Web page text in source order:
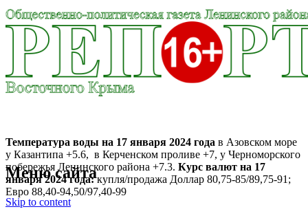
Температура воды на 17 января 2024 года в Азовском море
у Казантипа +5.6, в Керченском проливе +7, у Черноморского
побережья Ленинского района +7.3. Курс валют на 17
января 2024 года:купля/продажа Доллар 80,75-85/89,75-91;
Евро 88,40-94,50/97,40-99
Меню сайта
Skip to content